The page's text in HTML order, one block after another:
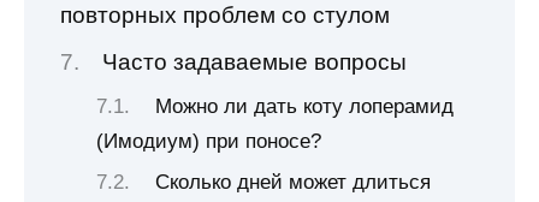
повторных проблем со стулом
Часто задаваемые вопросы
Можно ли дать коту лоперамид
(Имодиум) при поносе?
Сколько дней может длиться